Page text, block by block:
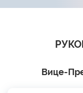
Вице-